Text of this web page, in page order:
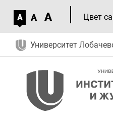
A A A Цвет
Университет